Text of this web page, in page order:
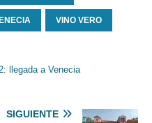
VINO VERO
llegada a Venecia
SIGUIENTE